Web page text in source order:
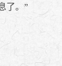
了。”